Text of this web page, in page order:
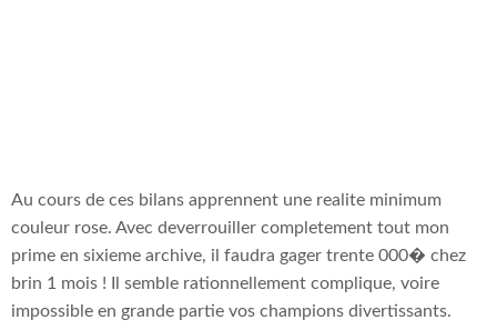
Au cours de ces bilans apprennent une realite minimum
couleur rose. Avec deverrouiller completement tout mon
prime en sixieme archive, il faudra gager trente 000� chez
brin 1 mois ! Il semble rationnellement complique, voire
impossible en grande partie vos champions divertissants.